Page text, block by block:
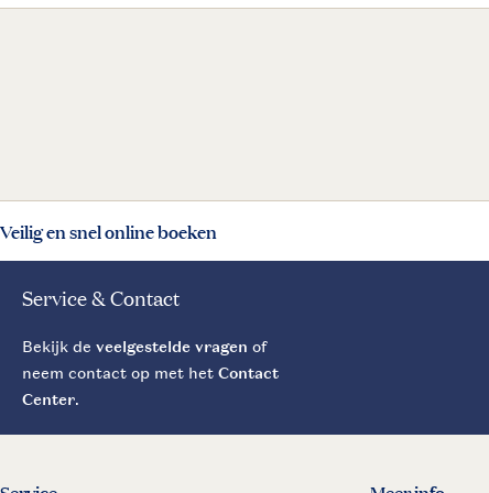
Veilig en snel online boeken
Service & Contact
Bekijk de veelgestelde vragen of
neem contact op met het Contact
Center.